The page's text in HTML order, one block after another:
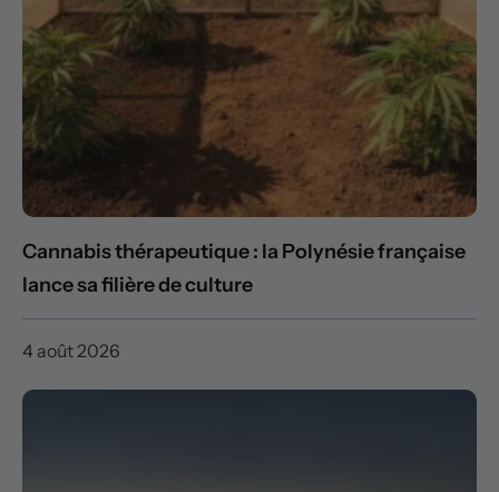
Cannabis thérapeutique : la Polynésie française
lance sa filière de culture
4 août 2026